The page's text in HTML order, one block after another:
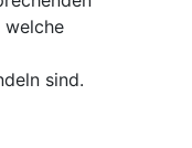
welche
sind.